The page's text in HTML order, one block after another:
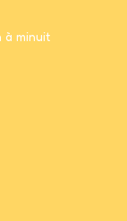
à minuit